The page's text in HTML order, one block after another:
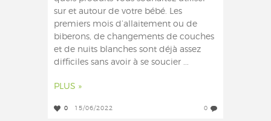
sur et autour de votre bébé. Les
premiers mois d’allaitement ou de
biberons, de changements de couches
et de nuits blanches sont déjà assez
difficiles sans avoir à se soucier ...
PLUS »
0 15/06/2022 0